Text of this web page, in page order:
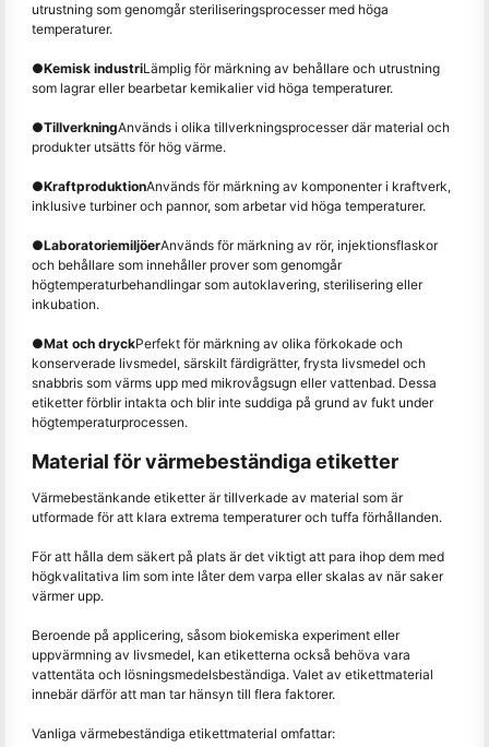
utrustning som genomgår steriliseringsprocesser med höga
temperaturer.
●Kemisk industriLämplig för märkning av behållare och utrustning
som lagrar eller bearbetar kemikalier vid höga temperaturer.
●TillverkningAnvänds i olika tillverkningsprocesser där material och
produkter utsätts för hög värme.
●KraftproduktionAnvänds för märkning av komponenter i kraftverk,
inklusive turbiner och pannor, som arbetar vid höga temperaturer.
●LaboratoriemiljöerAnvänds för märkning av rör, injektionsflaskor
och behållare som innehåller prover som genomgår
högtemperaturbehandlingar som autoklavering, sterilisering eller
inkubation.
●Mat och dryckPerfekt för märkning av olika förkokade och
konserverade livsmedel, särskilt färdigrätter, frysta livsmedel och
snabbris som värms upp med mikrovågsugn eller vattenbad. Dessa
etiketter förblir intakta och blir inte suddiga på grund av fukt under
högtemperaturprocessen.
Material för värmebeständiga etiketter
Värmebestänkande etiketter är tillverkade av material som är
utformade för att klara extrema temperaturer och tuffa förhållanden.
För att hålla dem säkert på plats är det viktigt att para ihop dem med
högkvalitativa lim som inte låter dem varpa eller skalas av när saker
värmer upp.
Beroende på applicering, såsom biokemiska experiment eller
uppvärmning av livsmedel, kan etiketterna också behöva vara
vattentäta och lösningsmedelsbeständiga. Valet av etikettmaterial
innebär därför att man tar hänsyn till flera faktorer.
Vanliga värmebeständiga etikettmaterial omfattar: